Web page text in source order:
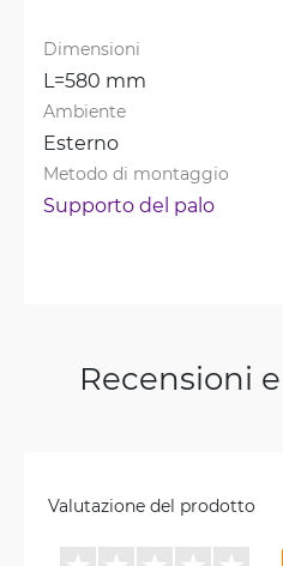
Dimensioni
L=580 mm
Ambiente
Esterno
Metodo di montaggio
Supporto del palo
Recensioni
Valutazione del prodotto